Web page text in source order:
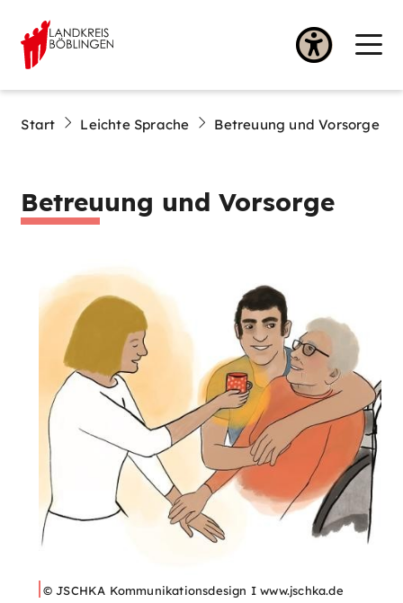
Start Leichte Sprache Betreuung und Vorsorge
Betreuung und Vorsorge
© JSCHKA Kommunikationsdesign I www.jschka.de